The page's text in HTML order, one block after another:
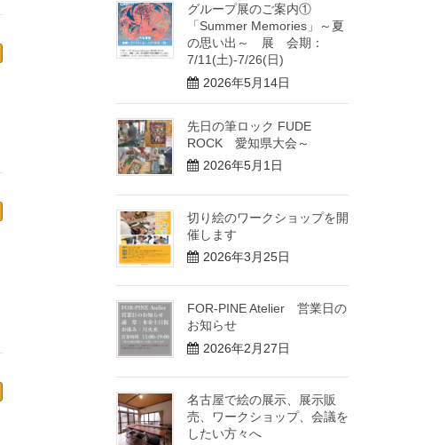
グループ展のご案内①
「Summer Memories」～夏
の思い出～ 展 会期：
7/11(土)-7/26(日)
2026年5月14日
先日の筆ロック FUDE
ROCK 愛知県大会～
2026年5月1日
切り絵のワークショップを開
催します
2026年3月25日
FOR-PINE Atelier 営業日の
お知らせ
2026年2月27日
名古屋で絵の展示、展示販
売、ワークショップ、会議を
したい方々へ